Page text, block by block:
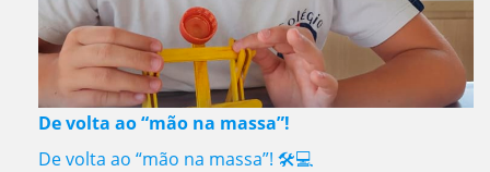
De volta ao “mão na massa”!
De volta ao “mão na massa”! 🛠️💻